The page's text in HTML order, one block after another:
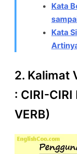
Kata
Kata
2. Kalimat
: CIRI-CIRI
VERB)